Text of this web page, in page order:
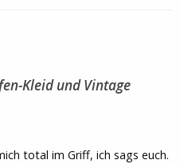
Kleid und Vintage
total im Griff, ich sags euch.